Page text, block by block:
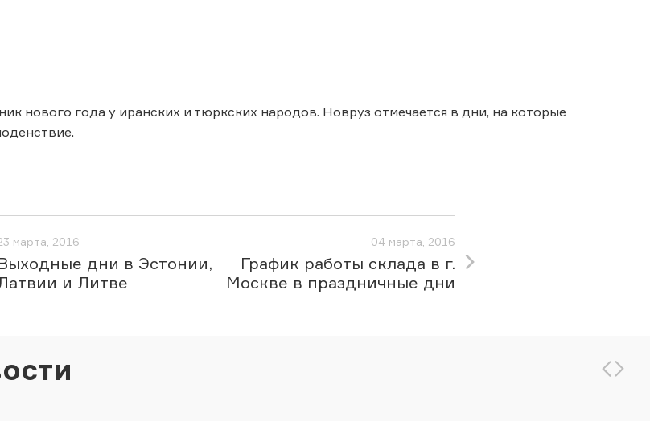
нового года у иранских и тюркских народов. Новруз отмечается в дни, на которые
марта, 2016
дни в Эстонии,
и Литве
04 марта, 2016
График работы склада в г.
Москве в праздничные дни